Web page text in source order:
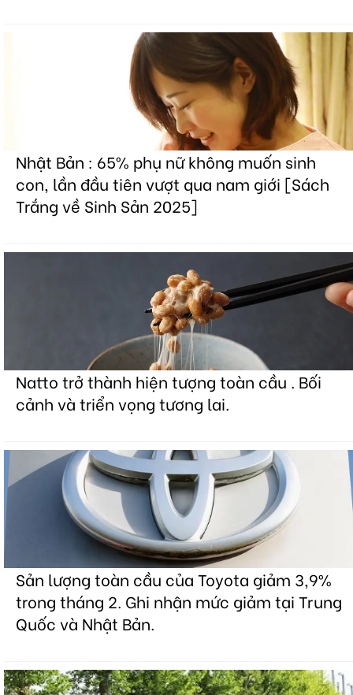
Nhật Bản : 65% phụ nữ không muốn sinh
con, lần đầu tiên vượt qua nam giới [Sách
Trắng về Sinh Sản 2025]
Natto trở thành hiện tượng toàn cầu . Bối
cảnh và triển vọng tương lai.
Sản lượng toàn cầu của Toyota giảm 3,9%
trong tháng 2. Ghi nhận mức giảm tại Trung
Quốc và Nhật Bản.